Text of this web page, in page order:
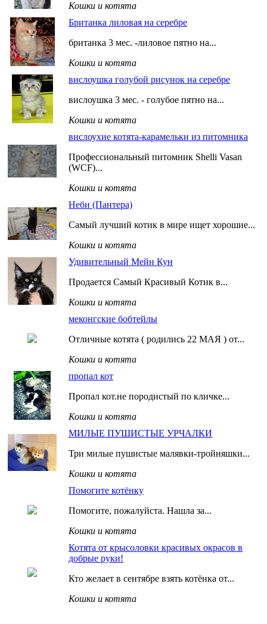
Кошки и котята
Британка лиловая на серебре
британка 3 мес. -лиловое пятно на...
Кошки и котята
вислоушка голубой рисунок на серебре
вислоушка 3 мес. - голубое пятно на...
Кошки и котята
вислоухие котята-карамельки из питомника
Профессиональный питомник Shelli Vasan
(WCF)...
Кошки и котята
Неби (Пантера)
Самый лучший котик в мире ищет хорошие...
Кошки и котята
Удивительный Мейн Кун
Продается Самый Красивый Котик в...
Кошки и котята
меконгские бобтейлы
Отличные котята ( родились 22 МАЯ ) от...
Кошки и котята
пропал кот
Пропал кот.не породистый по кличке...
Кошки и котята
МИЛЫЕ ПУШИСТЫЕ УРЧАЛКИ
Три милые пушистые малявки-тройняшки...
Кошки и котята
Помогите котёнку
Помогите, пожалуйста. Нашла за...
Кошки и котята
Котята от крысоловки красивых окрасов в
добрые руки!
Кто желает в сентябре взять котёнка от...
Кошки и котята